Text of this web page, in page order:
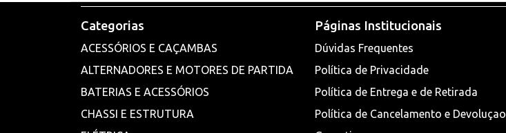
Categorias
ACESSÓRIOS E CAÇAMBAS
ALTERNADORES E MOTORES DE PARTIDA
BATERIAS E ACESSÓRIOS
CHASSI E ESTRUTURA
Páginas Institucionais
Dúvidas Frequentes
Política de Privacidade
Política de Entrega e de Retirada
Política de Cancelamento e Devoluçao